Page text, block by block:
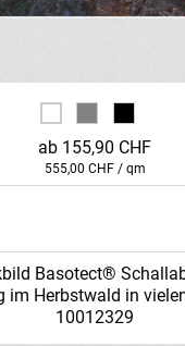
ab 155,90 CHF
555,00 CHF / qm
Basotect®
im Herbstwald in
10012329